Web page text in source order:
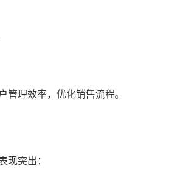
理效率，优化销售流程。
突出：